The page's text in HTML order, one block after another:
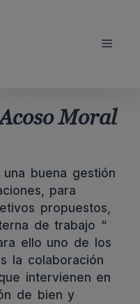
Menú
Moral
buena gestión
para
propuestos,
de trabajo “
ello uno de los
la colaboración
intervienen en
de bien y